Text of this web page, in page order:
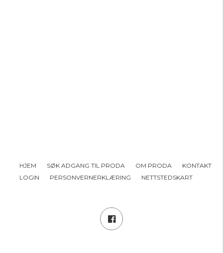
HJEM SØK ADGANG TIL PRODA OM PRODA
KONTAKT
LOGIN
PERSONVERNERKLÆRING NETTSTEDSKART